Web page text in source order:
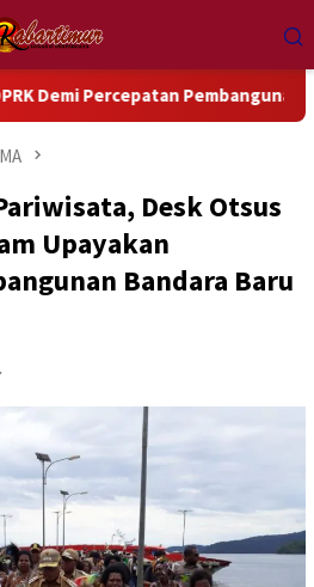
Pembangunan Daerah
Desk Otsus
Upayakan
Bandara Baru